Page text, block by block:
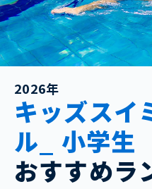
2026年
キッズスイ
ル_ 小学生
おすすめラ